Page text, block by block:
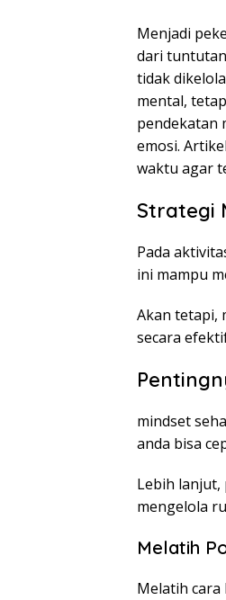
Menjadi
dari
tidak
mental,
pendekatan
emosi.
waktu agar
Strategi
Pada
ini mampu
Akan tetapi,
secara
mindset
anda bisa
Lebih
mengelola
Melatih
Melatih